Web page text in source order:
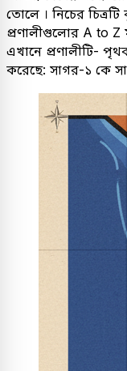
তোলে । নিচের
প্রণালীগুলোর A to Z
এখানে প্রণালীটি-
করেছে: সাগর-১ কে